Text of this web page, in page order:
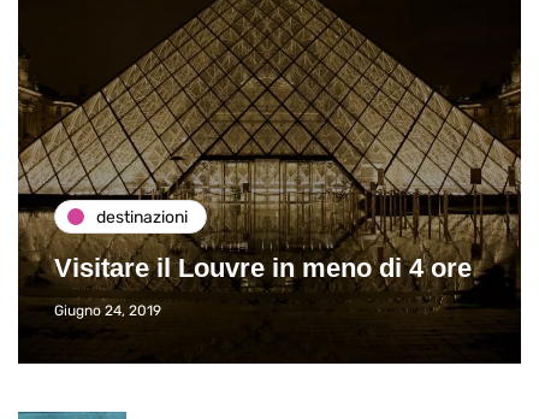
destinazioni
Visitare il Louvre in meno di 4 ore
Giugno 24, 2019